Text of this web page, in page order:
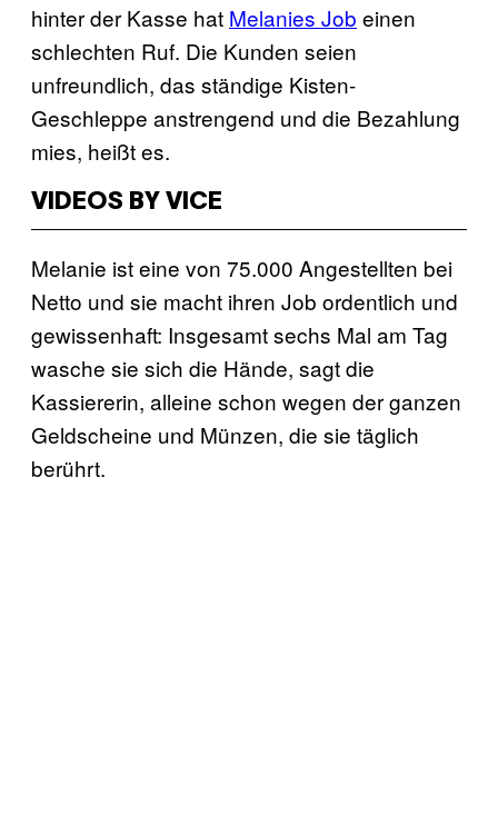
hinter der Kasse hat Melanies Job einen
schlechten Ruf. Die Kunden seien
unfreundlich, das ständige Kisten-
Geschleppe anstrengend und die Bezahlung
mies, heißt es.
VIDEOS BY VICE
Melanie ist eine von 75.000 Angestellten bei
Netto und sie macht ihren Job ordentlich und
gewissenhaft: Insgesamt sechs Mal am Tag
wasche sie sich die Hände, sagt die
Kassiererin, alleine schon wegen der ganzen
Geldscheine und Münzen, die sie täglich
berührt.